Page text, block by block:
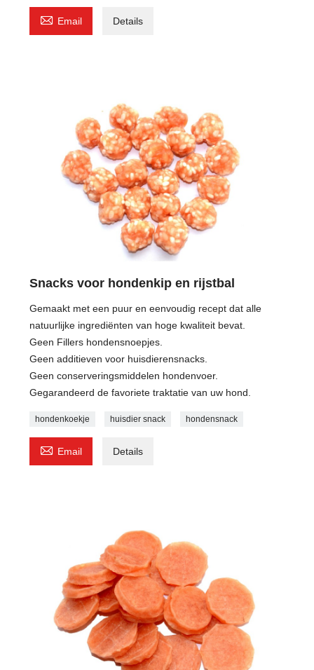
 Email Details
Snacks voor hondenkip en rijstbal
Gemaakt met een puur en eenvoudig recept dat alle
natuurlijke ingrediënten van hoge kwaliteit bevat.
Geen Fillers hondensnoepjes.
Geen additieven voor huisdierensnacks.
Geen conserveringsmiddelen hondenvoer.
Gegarandeerd de favoriete traktatie van uw hond.
hondenkoekje huisdier snack hondensnack
 Email Details